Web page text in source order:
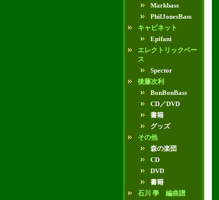
Markbass
PhilJonesBass
キャビネット
Epifani
エレクトリックベー
ス
Spector
後藤次利
BonBonBass
CD／DVD
書籍
グッズ
その他
森の楽団
CD
DVD
書籍
石川 學 編曲譜